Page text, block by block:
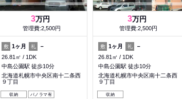
3万円
管理費:2,500円
敷 1ヶ月 礼
－
26.81㎡
1DK
中島公園駅 徒歩10分
北海道札幌市中央区南十二条西
９丁目
収納 パノラマ有
3万円
管理費:2,500円
敷 1ヶ月 礼
－
26.81㎡
1DK
中島公園駅 徒歩10分
北海道札幌市中央区南十二条西
９丁目
収納